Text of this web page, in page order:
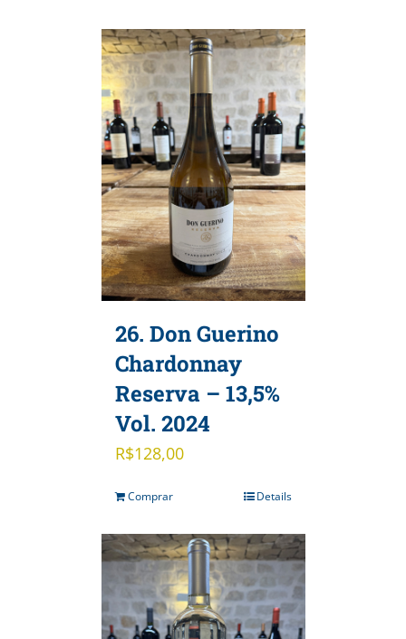
26. Don Guerino
Chardonnay
Reserva – 13,5%
Vol. 2024
R$128,00
Comprar Details